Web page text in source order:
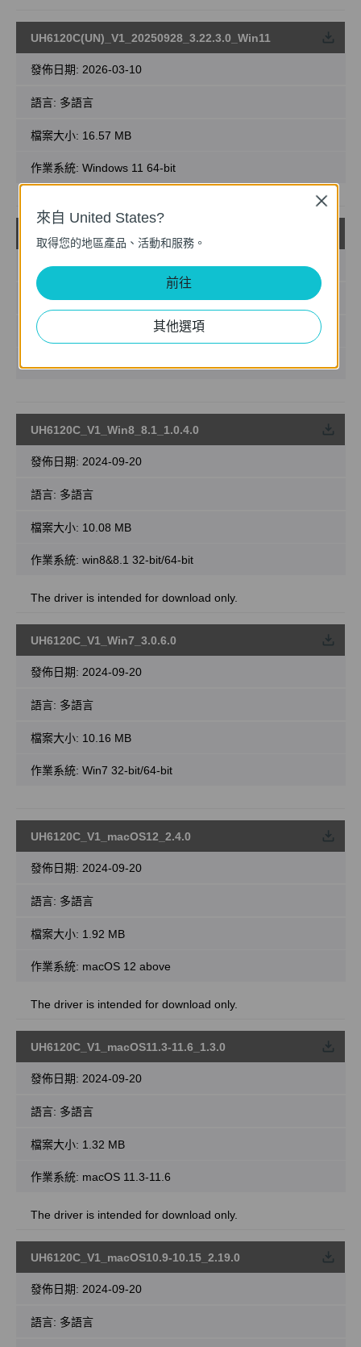
UH6120C(UN)_V1_20250928_3.22.3.0_Win11
發佈日期: 2026-03-10
語言: 多語言
檔案大小: 16.57 MB
作業系統: Windows 11 64-bit
發佈日期:2026-03-10
語言:多語言
檔案大小:
UH6120C_V1_Win8_8.1_1.0.4.0
發佈日期: 2024-09-20
語言: 多語言
檔案大小: 10.08 MB
作業系統: win8&8.1 32-bit/64-bit
The driver is intended for download only.
UH6120C_V1_Win7_3.0.6.0
發佈日期: 2024-09-20
語言: 多語言
檔案大小: 10.16 MB
作業系統: Win7 32-bit/64-bit
UH6120C_V1_macOS12_2.4.0
發佈日期: 2024-09-20
語言: 多語言
檔案大小: 1.92 MB
作業系統: macOS 12 above
The driver is intended for download only.
UH6120C_V1_macOS11.3-11.6_1.3.0
發佈日期: 2024-09-20
語言: 多語言
檔案大小: 1.32 MB
作業系統: macOS 11.3-11.6
The driver is intended for download only.
UH6120C_V1_macOS10.9-10.15_2.19.0
發佈日期: 2024-09-20
語言: 多語言
來自 United States?
取得您的地區產品、活動和服務。
前往
其他選項
Close